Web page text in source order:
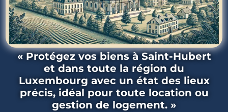
« Protégez vos biens à Saint-Hubert
et dans toute la région du
Luxembourg avec un état des lieux
précis, idéal pour toute location ou
gestion de logement. »